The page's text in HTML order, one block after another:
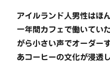
アイルランド人男性はほ
一年間カフェで働いてい
がら小さい声でオーダー
あコーヒーの文化が浸透